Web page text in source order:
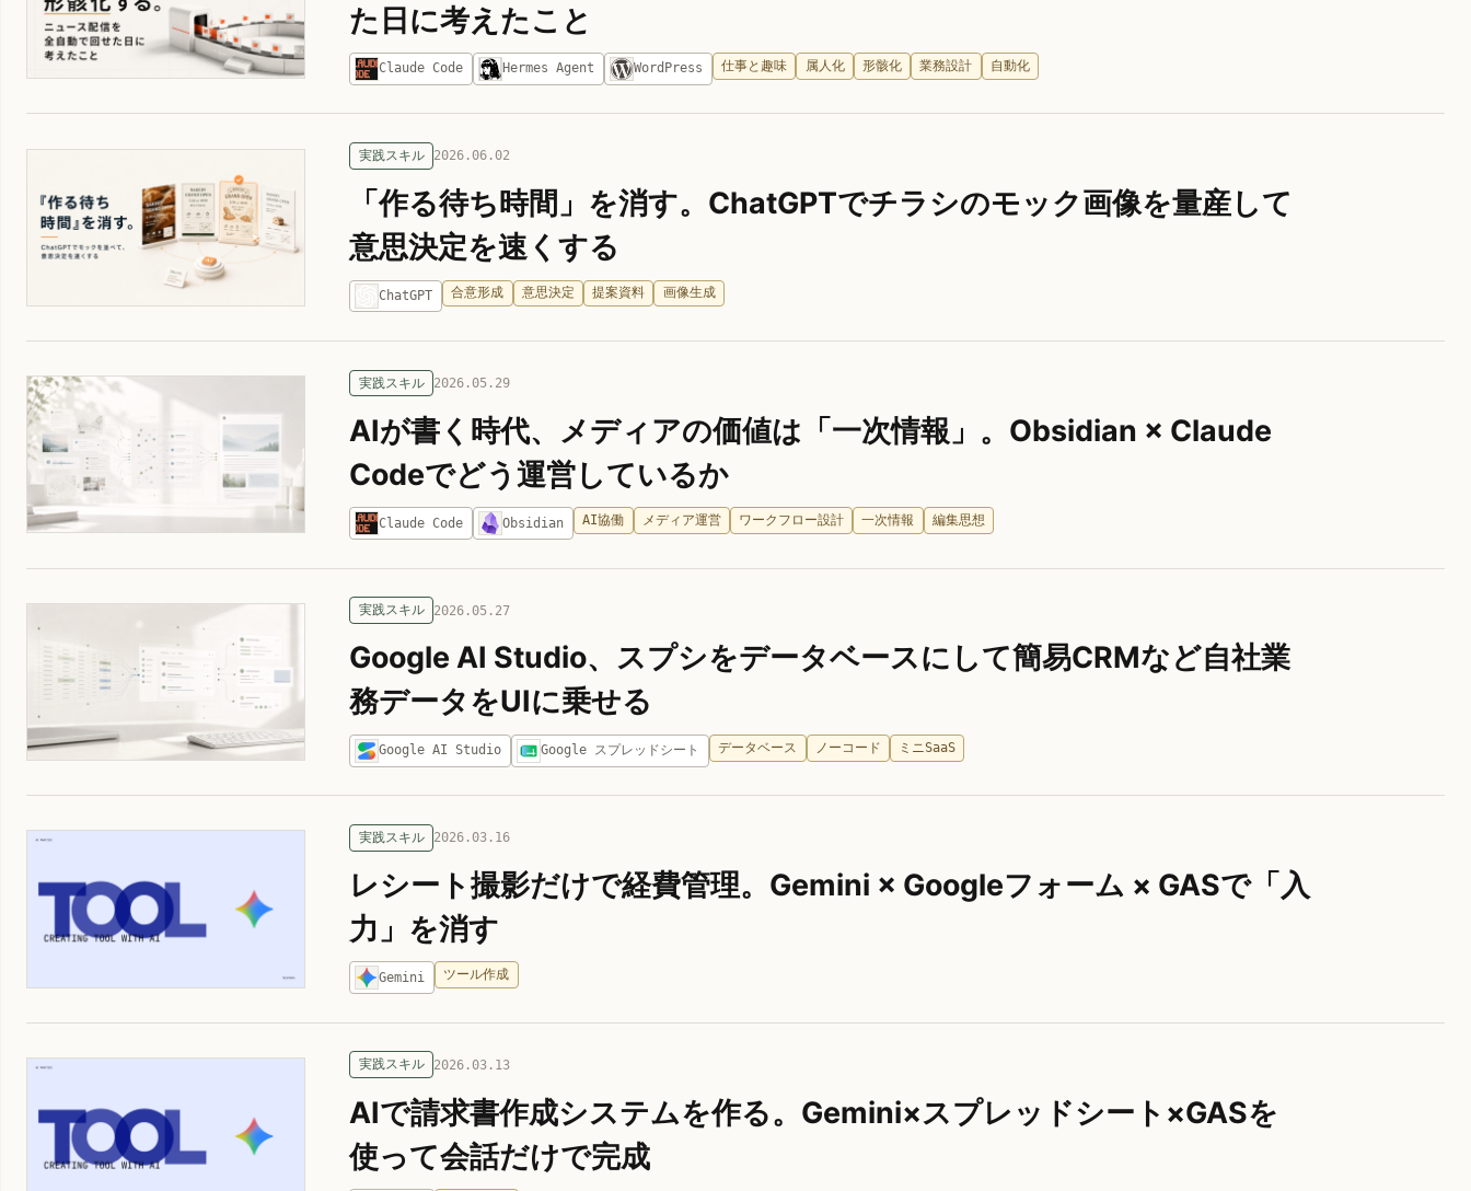
た日に考えたこと
Claude Code Hermes Agent WordPress 仕事と趣味 属人化 形骸化 業務設計 自動化
実践スキル 2026.06.02
「作る待ち時間」を消す。ChatGPTでチラシのモック画像を量産して
意思決定を速くする
ChatGPT 合意形成 意思決定 提案資料 画像生成
実践スキル 2026.05.29
AIが書く時代、メディアの価値は「一次情報」。Obsidian × Claude
Codeでどう運営しているか
Claude Code Obsidian AI協働 メディア運営 ワークフロー設計 一次情報 編集思想
実践スキル 2026.05.27
Google AI Studio、スプシをデータベースにして簡易CRMなど自社業
務データをUIに乗せる
Google AI Studio Google スプレッドシート データベース ノーコード ミニSaaS
実践スキル 2026.03.16
レシート撮影だけで経費管理。Gemini × Googleフォーム × GASで「入
力」を消す
Gemini ツール作成
実践スキル 2026.03.13
AIで請求書作成システムを作る。Gemini×スプレッドシート×GASを
使って会話だけで完成